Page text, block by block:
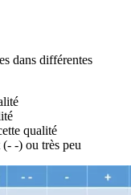
dans différentes
qualité
-) ou très peu